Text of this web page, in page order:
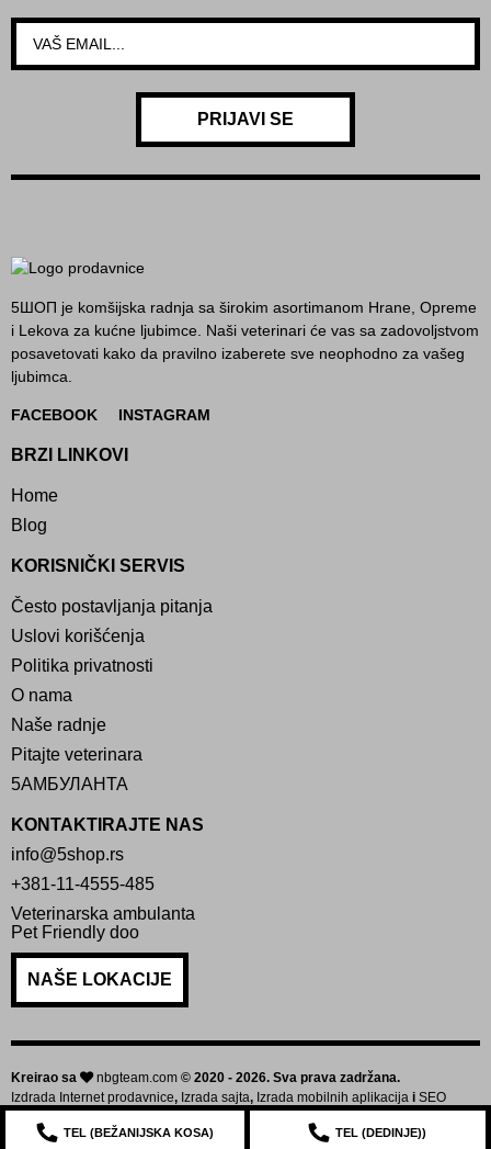
PRIJAVI SE
5ШОП je komšijska radnja sa širokim asortimanom Hrane, Opreme
i Lekova za kućne ljubimce. Naši veterinari će vas sa zadovoljstvom
posavetovati kako da pravilno izaberete sve neophodno za vašeg
ljubimca.
FACEBOOK INSTAGRAM
BRZI LINKOVI
Home
Blog
KORISNIČKI SERVIS
Često postavljanja pitanja
Uslovi korišćenja
Politika privatnosti
O nama
Naše radnje
Pitajte veterinara
5АМБУЛАНТА
KONTAKTIRAJTE NAS
info@5shop.rs
+381-11-4555-485
Veterinarska ambulanta
Pet Friendly doo
NAŠE LOKACIJE
Kreirao sa nbgteam.com © 2020 - 2026. Sva prava zadržana.
Izdrada Internet prodavnice, Izrada sajta, Izrada mobilnih aplikacija i SEO
TEL (BEŽANIJSKA KOSA) TEL (DEDINJE))